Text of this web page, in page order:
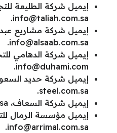
إيميل شركة الطليعة
info@taliah.com.sa
.
إيميل شركة مشاريع
info@alsaab.com.sa
.
إيميل شركة الدهامي
info@duhami.com
.
إيميل شركة حديد
steel.com.sa
.
إيميل شركة السعاف،
إيميل مؤسسة الرمال
info@arrimal.com.sa
.